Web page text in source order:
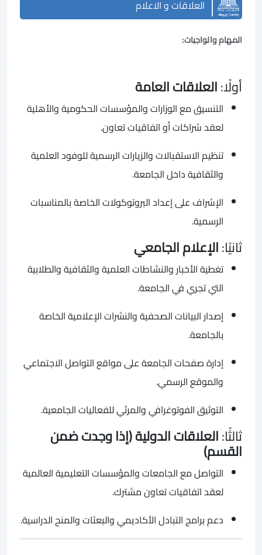
العلاقات و الاعلام
المهام والواجبات:
أولًا:العلاقات العامة
التنسيق مع الوزارات والمؤسسات الحكومية والأهلية
لعقد شراكات أو اتفاقيات تعاون.
تنظيم الاستقبالات والزيارات الرسمية للوفود العلمية
والثقافية داخل الجامعة.
الإشراف على إعداد البروتوكولات الخاصة بالمناسبات
الرسمية.
ثانيًا:الإعلام الجامعي
تغطية الأخبار والنشاطات العلمية والثقافية والطلابية
التي تجري في الجامعة.
إصدار البيانات الصحفية والنشرات الإعلامية الخاصة
بالجامعة.
إدارة صفحات الجامعة على مواقع التواصل الاجتماعي
والموقع الرسمي.
التوثيق الفوتوغرافي والمرئي للفعاليات الجامعية.
ثالثًا:العلاقات الدولية (إذا وجدت ضمن
القسم)
التواصل مع الجامعات والمؤسسات التعليمية العالمية
لعقد اتفاقيات تعاون مشترك.
دعم برامج التبادل الأكاديمي والبعثات والمنح الدراسية.